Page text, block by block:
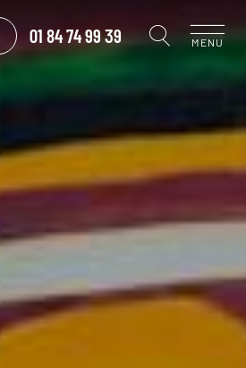
01 84 74 99 39 MENU